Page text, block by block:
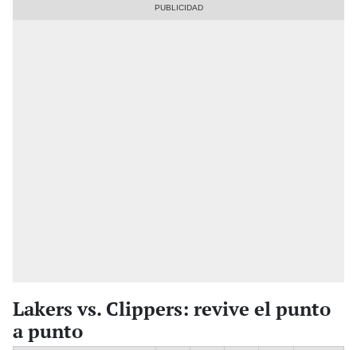
Lakers vs. Clippers: revive el punto
a punto